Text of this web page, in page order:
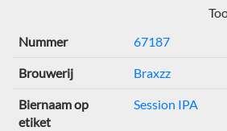
Nummer
67187
Brouwerij Braxzz
Biernaam op
etiket
Session IPA